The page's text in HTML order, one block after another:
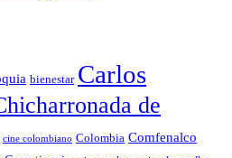
bienestar Carlos
de
cine colombiano Colombia Comfenalco